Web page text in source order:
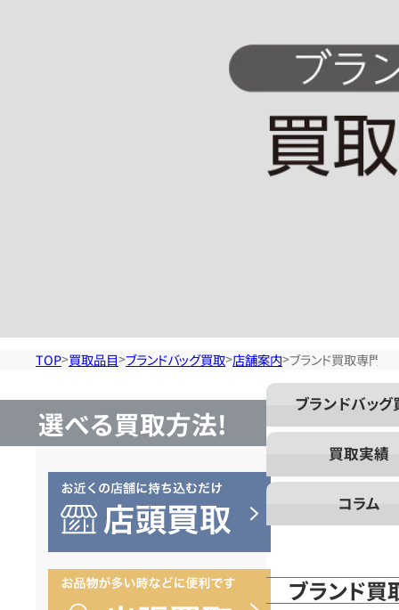
買
取
な
TOP 買取品目 ブランドバッグ買取 店舗案内 ブランド買取専門
選べる買取方法!
ブランドバッグ
買取実績
コラム
ブランド